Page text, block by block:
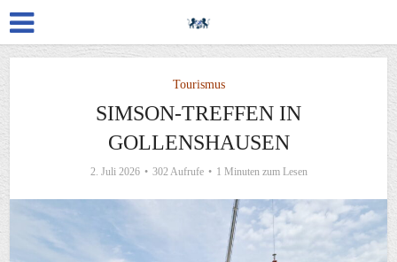
Tourismus
SIMSON-TREFFEN IN
GOLLENSHAUSEN
2. Juli 2026 302 Aufrufe 1 Minuten zum Lesen